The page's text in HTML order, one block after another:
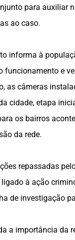
para auxiliar
ao caso.
informa à
funcionamento e
as câmeras
cidade, etapa
os bairros
da rede.
repassadas
à ação
de investigação
a importância da